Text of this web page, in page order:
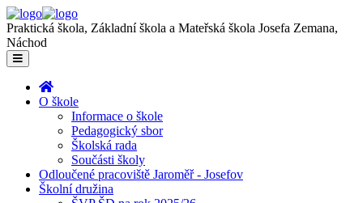
Praktická škola, Základní škola a Mateřská škola Josefa Zemana,
Náchod
O škole
Informace o škole
Pedagogický sbor
Školská rada
Součásti školy
Odloučené pracoviště Jaroměř - Josefov
Školní družina